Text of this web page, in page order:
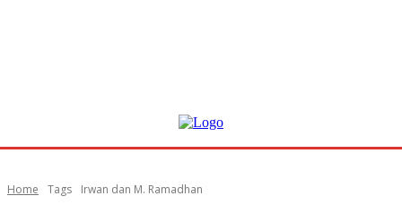
Home Tags Irwan dan M. Ramadhan